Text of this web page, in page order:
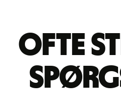
Ofte